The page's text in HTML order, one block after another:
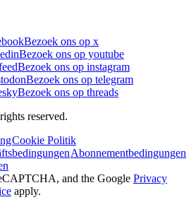
Bezoek ons op x
Bezoek ons op youtube
Bezoek ons op instagram
Bezoek ons op telegram
Bezoek ons op threads
reserved.
Cookie Politik
Abonnementbedingungen
and the Google Privacy
apply.